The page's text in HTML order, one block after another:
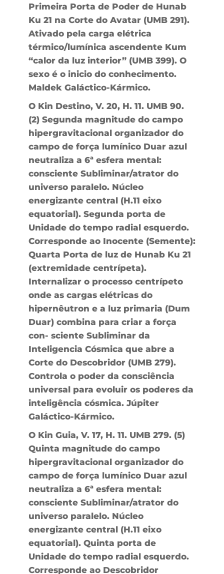
Primeira Porta de Poder de Hunab
Ku 21 na Corte do Avatar (UMB 291).
Ativado pela carga elétrica
térmico/lumínica ascendente Kum
“calor da luz interior” (UMB 399). O
sexo é o inicio do conhecimento.
Maldek Galáctico-Kármico.
O Kin Destino, V. 20, H. 11. UMB 90.
(2) Segunda magnitude do campo
hipergravitacional organizador do
campo de força lumínico Duar azul
neutraliza a 6ª esfera mental:
consciente Subliminar/atrator do
universo paralelo. Núcleo
energizante central (H.11 eixo
equatorial). Segunda porta de
Unidade do tempo radial esquerdo.
Corresponde ao Inocente (Semente):
Quarta Porta de luz de Hunab Ku 21
(extremidade centrípeta).
Internalizar o processo centrípeto
onde as cargas elétricas do
hipernêutron e a luz primaria (Dum
Duar) combina para criar a força
con- sciente Subliminar da
Inteligencia Cósmica que abre a
Corte do Descobridor (UMB 279).
Controla o poder da consciência
universal para evoluir os poderes da
inteligência cósmica. Júpiter
Galáctico-Kármico.
O Kin Guia, V. 17, H. 11. UMB 279. (5)
Quinta magnitude do campo
hipergravitacional organizador do
campo de força lumínico Duar azul
neutraliza a 6ª esfera mental:
consciente Subliminar/atrator do
universo paralelo. Núcleo
energizante central (H.11 eixo
equatorial). Quinta porta de
Unidade do tempo radial esquerdo.
Corresponde ao Descobridor